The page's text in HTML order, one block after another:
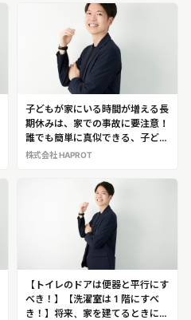
子どもが家にいる時間が増える長
期休みは、家での事故に要注意！
誰でも簡単に真似できる、子ども
の“日常災害”対策を伝授する作業
ザー「満元 貴治」※日常災害の専
門家として満元氏の解説・出演が
株式会社 HAPROT
【トイレのドアは便器と平行にす
べき！】【洗濯室は 1 階にすべ
き！】将来、家を建てるときに注